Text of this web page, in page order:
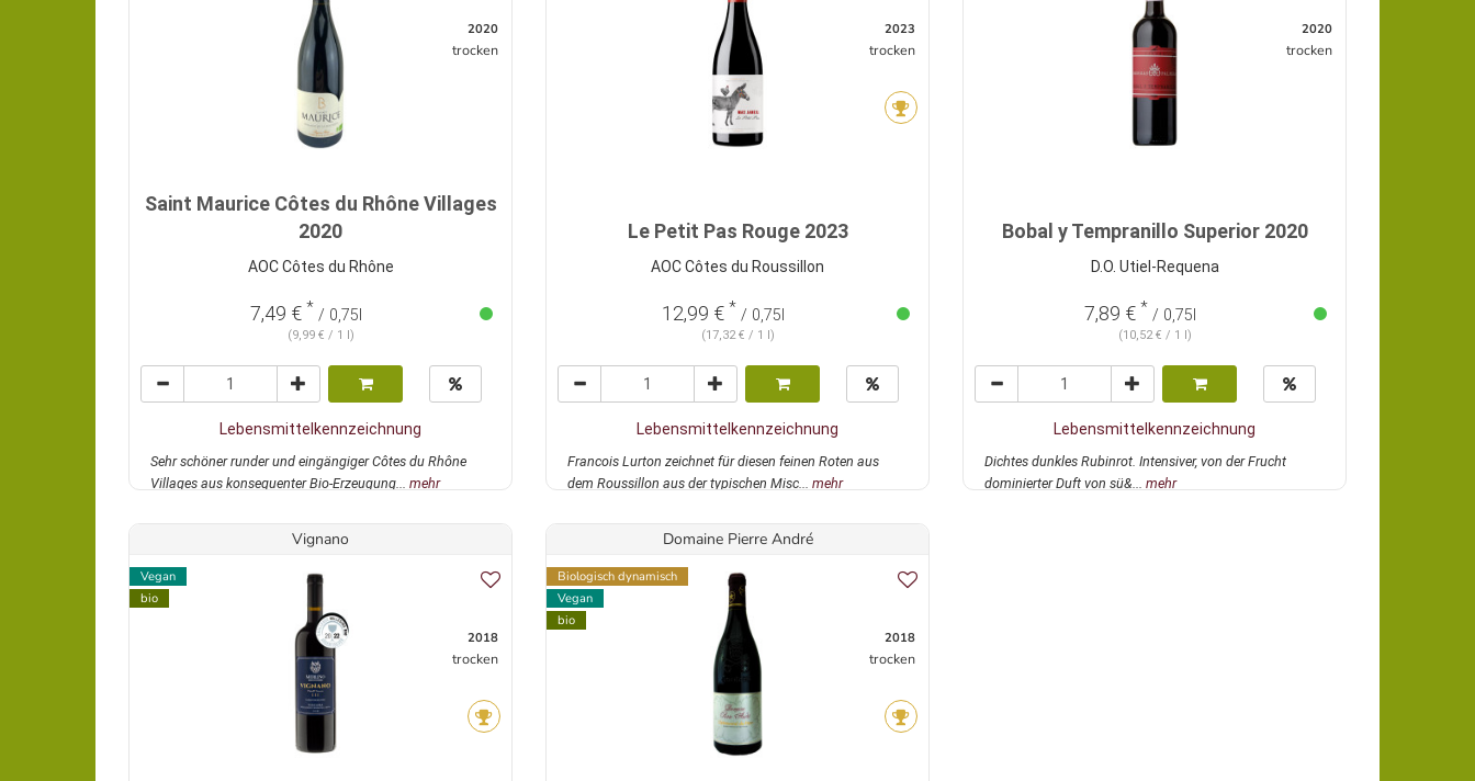
2020
trocken
Saint Maurice Côtes du Rhône Villages
2020
AOC Côtes du Rhône
7,49 € * / 0,75l
(9,99 € / 1 l)
Lebensmittelkennzeichnung
Sehr schöner runder und eingängiger Côtes du Rhône
Villages aus konsequenter Bio-Erzeugung... mehr
2023
trocken
Le Petit Pas Rouge 2023
AOC Côtes du Roussillon
12,99 € * / 0,75l
(17,32 € / 1 l)
Lebensmittelkennzeichnung
Francois Lurton zeichnet für diesen feinen Roten aus
dem Roussillon aus der typischen Misc... mehr
2020
trocken
Bobal y Tempranillo Superior 2020
D.O. Utiel-Requena
7,89 € * / 0,75l
(10,52 € / 1 l)
Lebensmittelkennzeichnung
Dichtes dunkles Rubinrot. Intensiver, von der Frucht
dominierter Duft von sü&... mehr
Vignano
Vegan
bio
2018
trocken
Domaine Pierre André
Biologisch dynamisch
Vegan
bio
2018
trocken